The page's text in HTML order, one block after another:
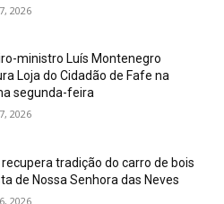
2026
ministro Luís Montenegro
Loja do Cidadão de Fafe na
segunda-feira
2026
recupera tradição do carro de bois
de Nossa Senhora das Neves
2026